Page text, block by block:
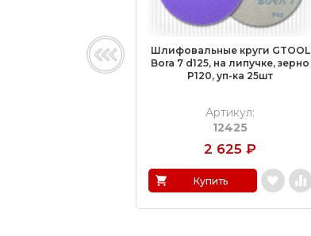
Шлифовальные круги GTOOL
Bora 7 d125, на липучке, зерно
P120, уп-ка 25шт
Артикул:
12425
2 625 ₽
Купить